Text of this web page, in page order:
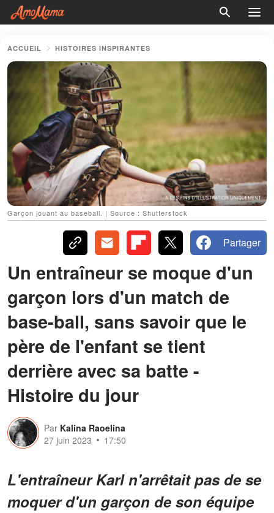
ACCUEIL HISTOIRES INSPIRANTES
Garçon jouant au baseball. | Source : Shutterstock
Partager
Un entraîneur se moque d'un
garçon lors d'un match de
base-ball, sans savoir que le
père de l'enfant se tient
derrière avec sa batte -
Histoire du jour
Par Kalina Raoelina
27 juin 2023
17:50
L'entraîneur Karl n'arrêtait pas de se
moquer d'un garçon de son équipe